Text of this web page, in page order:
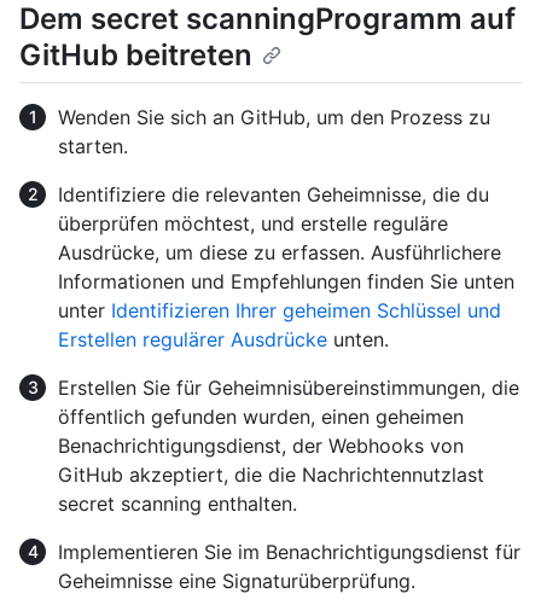
Dem secret scanningProgramm auf
GitHub beitreten
Wenden Sie sich an GitHub, um den Prozess zu
starten.
Identifiziere die relevanten Geheimnisse, die du
überprüfen möchtest, und erstelle reguläre
Ausdrücke, um diese zu erfassen. Ausführlichere
Informationen und Empfehlungen finden Sie unten
unter Identifizieren Ihrer geheimen Schlüssel und
Erstellen regulärer Ausdrücke unten.
Erstellen Sie für Geheimnisübereinstimmungen, die
öffentlich gefunden wurden, einen geheimen
Benachrichtigungsdienst, der Webhooks von
GitHub akzeptiert, die die Nachrichtennutzlast
secret scanning enthalten.
Implementieren Sie im Benachrichtigungsdienst für
Geheimnisse eine Signaturüberprüfung.